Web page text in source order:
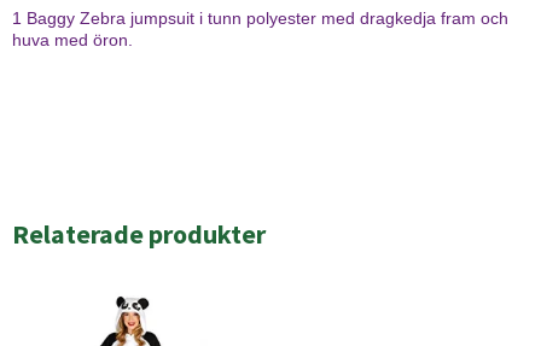
1 Baggy Zebra jumpsuit i tunn polyester med dragkedja fram och
huva med öron.
Relaterade produkter